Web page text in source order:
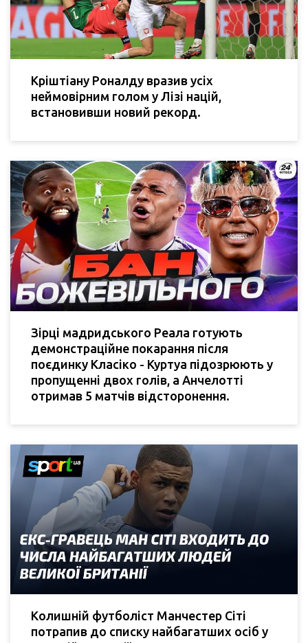
Кріштіану Роналду вразив усіх
неймовірним голом у Лізі націй,
встановивши новий рекорд.
Зірці мадридського Реала готують
демонстраційне покарання після
поєдинку Класіко - Куртуа підозрюють у
пропущенні двох голів, а Анчелотті
отримав 5 матчів відсторонення.
Колишній футболіст Манчестер Сіті
потрапив до списку найбагатших осіб у